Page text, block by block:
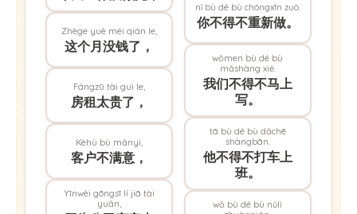
Zhège yuè méi qián le,
这个月没钱了，
Fángzū tài guì le,
房租太贵了，
Kèhù bù mǎnyì,
客户不满意，
Yīnwèi gōngsī lí jiā tài
yuǎn,
nǐ bù dé bù chóngxīn zuò.
你不得不重新做。
wǒmen bù dé bù
mǎshàng xiě.
我们不得不马上
写。
tā bù dé bù dǎchē
shàngbān.
他不得不打车上
班。
wǒ bù dé bù nǔlì